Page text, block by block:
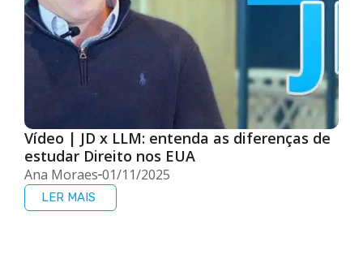
Vídeo | JD x LLM: entenda as diferenças de
estudar Direito nos EUA
Ana Moraes 01/11/2025
LER MAIS